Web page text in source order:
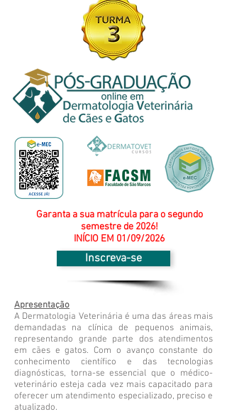
Garanta a sua matrícula para o segundo
semestre de 2026!
INÍCIO EM 01/09/2026
Inscreva-se
Apresentação
A Dermatologia Veterinária é uma das áreas mais
demandadas na clínica de pequenos animais,
representando grande parte dos atendimentos
em cães e gatos. Com o avanço constante do
conhecimento científico e das tecnologias
diagnósticas, torna-se essencial que o médico-
veterinário esteja cada vez mais capacitado para
oferecer um atendimento especializado, preciso e
atualizado.